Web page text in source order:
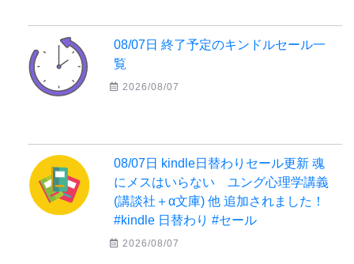
08/07日 終了予定のキンドルセール一
覧
2026/08/07
08/07日 kindle日替わりセール更新 魂
にメスはいらない ユング心理学講義
(講談社＋α文庫) 他 追加されました！
#kindle 日替わり #セール
2026/08/07